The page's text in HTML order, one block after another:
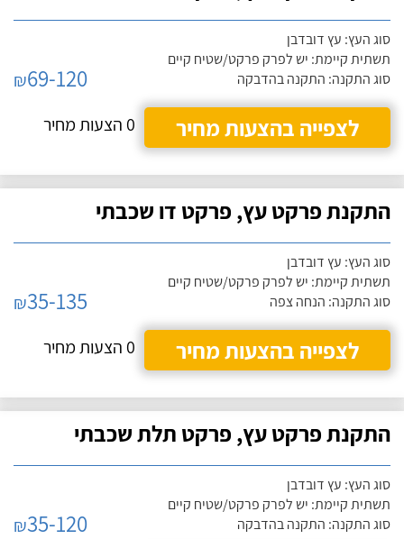
סוג העץ: עץ דובדבן
תשתית קיימת: יש לפרק פרקט/שטיח קיים
סוג התקנה: התקנה בהדבקה
₪69-120
לצפייה בהצעות מחיר
0 הצעות מחיר
התקנת פרקט עץ, פרקט דו שכבתי
סוג העץ: עץ דובדבן
תשתית קיימת: יש לפרק פרקט/שטיח קיים
סוג התקנה: הנחה צפה
₪35-135
לצפייה בהצעות מחיר
0 הצעות מחיר
התקנת פרקט עץ, פרקט תלת שכבתי
סוג העץ: עץ דובדבן
תשתית קיימת: יש לפרק פרקט/שטיח קיים
סוג התקנה: התקנה בהדבקה
₪35-120